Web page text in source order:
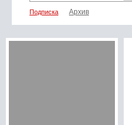
Подписка